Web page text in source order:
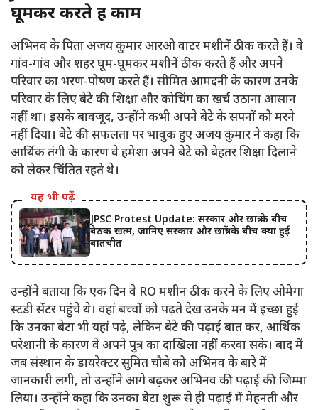
घूमकर करते हैं काम
अभिनव के पिता अजय कुमार आरओ वाटर मशीनें ठीक करते हैं। वे
गांव-गांव और शहर घूम-घूमकर मशीनें ठीक करते हैं और अपने
परिवार का भरण-पोषण करते हैं। सीमित आमदनी के कारण उनके
परिवार के लिए बेटे की शिक्षा और कोचिंग का खर्च उठाना आसान
नहीं था। इसके बावजूद, उन्होंने कभी अपने बेटे के सपनों को मरने
नहीं दिया। बेटे की सफलता पर भावुक हुए अजय कुमार ने कहा कि
आर्थिक तंगी के कारण वे हमेशा अपने बेटे को बेहतर शिक्षा दिलाने
को लेकर चिंतित रहते थे।
यह भी पढ़ें
JPSC Protest Update: सरकार और छात्र के बीच
बैठक खत्म, जानिए सरकार और छात्रों के बीच क्या हुई
बातचीत
उन्होंने बताया कि एक दिन वे RO मशीन ठीक करने के लिए ओमेगा
स्टडी सेंटर पहुंचे थे। वहां बच्चों को पढ़ते देख उनके मन में इच्छा हुई
कि उनका बेटा भी यहां पढ़े, लेकिन बेटे की पढ़ाई बात कर, आर्थिक
परेशानी के कारण वे अपने पुत्र का दाखिला नहीं करवा सके। बाद में
जब संस्थान के डायरेक्टर सुमित चौबे को अभिनव के बारे में
जानकारी लगी, तो उन्होंने आगे बढ़कर अभिनव की पढ़ाई की जिम्मा
लिया। उन्होंने कहा कि उनका बेटा शुरू से ही पढ़ाई में मेहनती और